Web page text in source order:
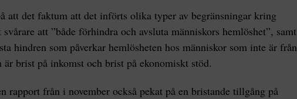
att det faktum att det införts olika typer av begränsningar kring
att ”både förhindra och avsluta människors hemlöshet”, samt
hindren som påverkar hemlösheten hos människor som inte är från
är brist på inkomst och brist på ekonomiskt stöd.
rapport från i november också pekat på en bristande tillgång på